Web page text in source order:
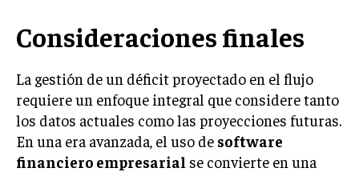
Consideraciones finales
La gestión de un déficit proyectado en el flujo
requiere un enfoque integral que considere tanto
los datos actuales como las proyecciones futuras.
En una era avanzada, el uso de software
financiero empresarial se convierte en una